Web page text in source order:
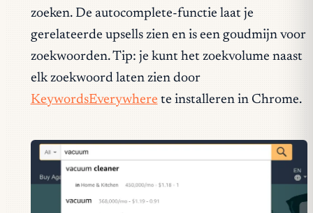
zoeken. De autocomplete-functie laat je
gerelateerde upsells zien en is een goudmijn voor
zoekwoorden. Tip: je kunt het zoekvolume naast
elk zoekwoord laten zien door
KeywordsEverywhere te installeren in Chrome.